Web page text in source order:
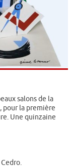
salons de la
pour la première
Une quinzaine